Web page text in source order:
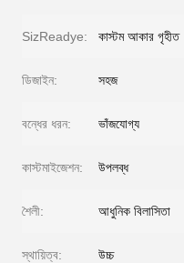
SizReadye: কাস্টম আকার গৃহীত
ডিজাইন: সহজ
বন্ধের ধরন: ভাঁজযোগ্য
কাস্টমাইজেশন: উপলব্ধ
শৈলী: আধুনিক বিলাসিতা
স্থায়িত্ব: উচ্চ